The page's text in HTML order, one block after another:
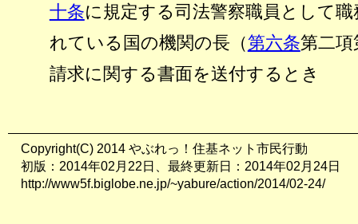
十条に規定する司法警察職員として
れている国の機関の長（第六条第二
請求に関する書面を送付するとき
Copyright(C) 2014 やぶれっ！住基ネット市民行動
初版：2014年02月22日、最終更新日：2014年02月24日
http://www5f.biglobe.ne.jp/~yabure/action/2014/02-24/